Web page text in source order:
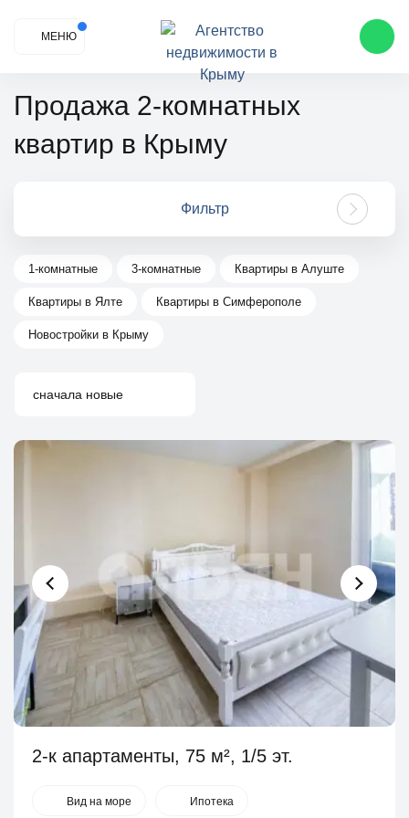
МЕНЮ
Продажа 2-комнатных
квартир в Крыму
Фильтр
1-комнатные 3-комнатные Квартиры в Алуште
Квартиры в Ялте Квартиры в Симферополе
Новостройки в Крыму
сначала новые
2-к апартаменты, 75 м², 1/5 эт.
Вид на море Ипотека